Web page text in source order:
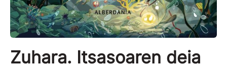
Zuhara. Itsasoaren deia